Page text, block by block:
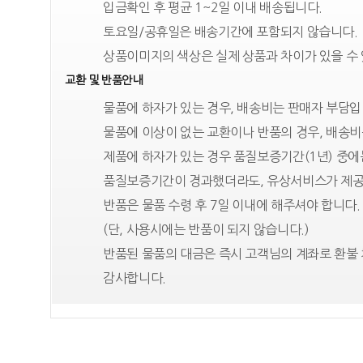
입금확인 후 평균 1~2일 이내 배송됩니다.
토요일/공휴일은 배송기간에 포함되지 않습니다.
상품이미지의 색상은 실제 상품과 차이가 있을 수
교환 및 반품안내
물품에 하자가 있는 경우, 배송비는 판매자 부담
물품에 이상이 없는 교환이나 반품의 경우, 배송
제품에 하자가 있는 경우 품질보증기간(1년) 중
품질보증기간이 경과했더라도, 유상서비스가 제
반품은 물품 수령 후 7일 이내에 해주셔야 합니다.
(단, 사용시에는 반품이 되지 않습니다.)
반품된 물품의 대금은 즉시 고객님의 계좌로 환불
감사합니다.